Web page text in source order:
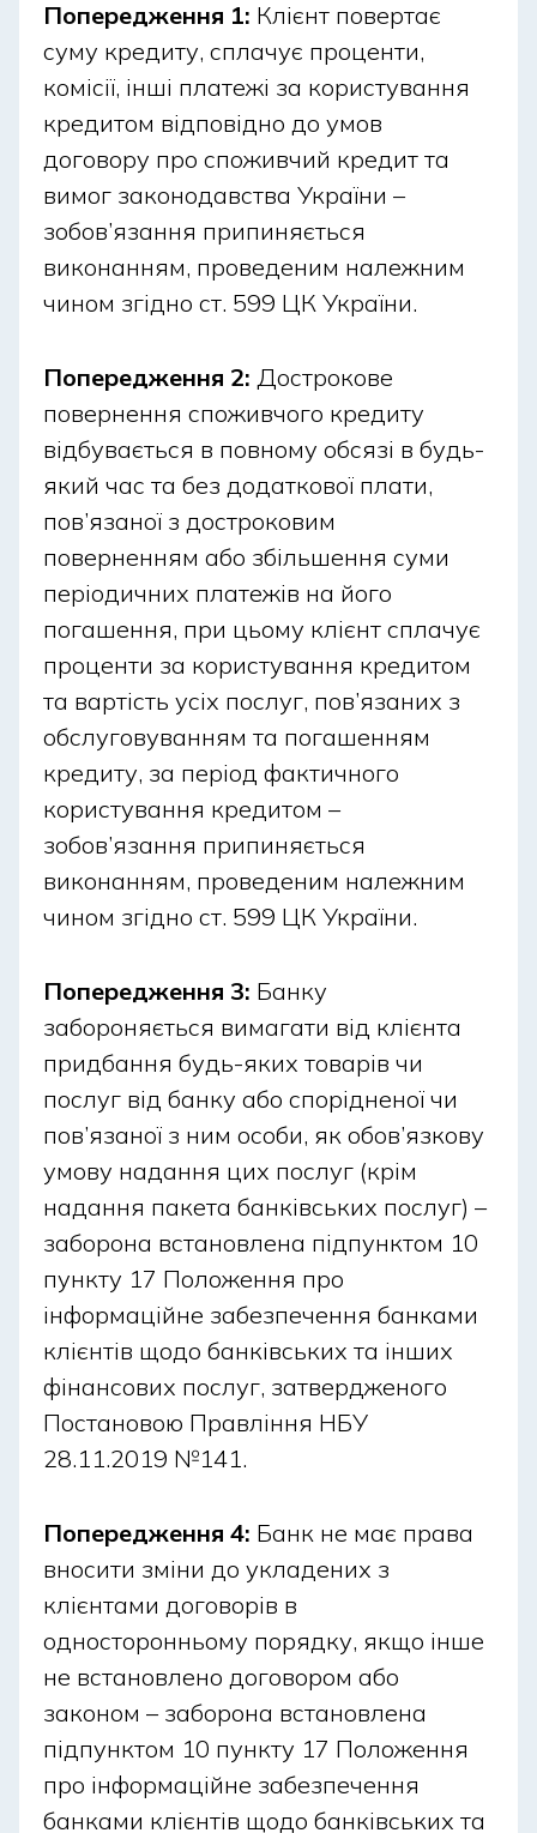
День Святого Миколая – традиційно
пов’язаний із подарунками дітям;
9 травня – весняні вихідні з виїздом на
природу та покупкою всього необхідного для
пікніків;
40 святих – релігійна дата, коли деякі клієнти
планують витрати з урахуванням посту чи
Під час оформлення кредиту або покупки важливо
святкові дні, банківських та платіжних сервісів, а
також дедлайни обробки платежів та
міжбанківських переказів (карта-карта),
планування витрат, щоб кошти встигли
зарахуватися вчасно.
Оплата кредиту на свята:
що буде, якщо дата
платежу припадає на
неробочий день?
Оскільки банки працюють за своїми регламентами,
слід заздалегідь перевіряти умови вашої позики,
щоб уникнути штрафів чи прострочень. Більшість
із них автоматично враховують святкові дати та
переносять списання на найближчий робочий день
без додаткових комісій.
Як сплатити кредит у святковий
день?
Навіть у вихідні та свята є кілька способів
погашення кредиту онлайн залежно від
доступності каналів оплати, типу операції:
Онлайн-банкінг і мобільний додаток. Їх
використання дозволяє вносити платежі в
будь-який час без відвідування відділення та
ризику прострочення. Списання відбувається
одразу, але фактичне зарахування може
залежати від внутрішніх процедур банку та
платіжної системи.
Переказ з картки на карту. Він зручний для
міжбанківські операції.
Платіжні термінали, що працюють цілодобово.
Каса банку чи партнера. Якщо відділення
працює у свято, оплату можна провести
готівкою.
Автоплатіж, нагадування про платіж. Банки
часто враховують свята та автоматично
переносять його на найближчий робочий день
без штрафів.
Попередження 1: Клієнт повертає
суму кредиту, сплачує проценти,
комісії, інші платежі за користування
кредитом відповідно до умов
договору про споживчий кредит та
вимог законодавства України –
зобов’язання припиняється
виконанням, проведеним належним
чином згідно ст. 599 ЦК України.
Попередження 2: Дострокове
повернення споживчого кредиту
відбувається в повному обсязі в будь-
який час та без додаткової плати,
пов’язаної з достроковим
поверненням або збільшення суми
періодичних платежів на його
погашення, при цьому клієнт сплачує
проценти за користування кредитом
та вартість усіх послуг, пов’язаних з
обслуговуванням та погашенням
кредиту, за період фактичного
користування кредитом –
зобов’язання припиняється
виконанням, проведеним належним
чином згідно ст. 599 ЦК України.
Попередження 3: Банку
забороняється вимагати від клієнта
придбання будь-яких товарів чи
послуг від банку або спорідненої чи
пов’язаної з ним особи, як обов’язкову
умову надання цих послуг (крім
надання пакета банківських послуг) –
заборона встановлена підпунктом 10
пункту 17 Положення про
інформаційне забезпечення банками
клієнтів щодо банківських та інших
фінансових послуг, затвердженого
Постановою Правління НБУ
28.11.2019 №141.
Попередження 4: Банк не має права
вносити зміни до укладених з
клієнтами договорів в
односторонньому порядку, якщо інше
не встановлено договором або
законом – заборона встановлена
підпунктом 10 пункту 17 Положення
про інформаційне забезпечення
банками клієнтів щодо банківських та